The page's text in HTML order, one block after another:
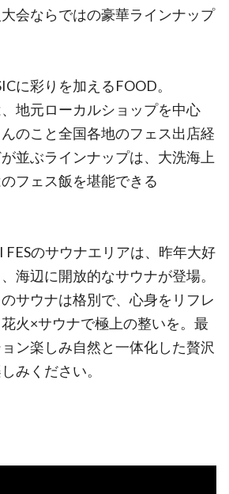
会ならではの豪華ラインナップ
に彩りを加えるFOOD。
地元ローカルショップを中心
のこと全国各地のフェス出店経
並ぶラインナップは、大洗海上
フェス飯を堪能できる
FESのサウナエリアは、昨年大好
海辺に開放的なサウナが登場。
サウナは格別で、心身をリフレ
火×サウナで極上の整いを。最
ン楽しみ自然と一体化した贅沢
みください。